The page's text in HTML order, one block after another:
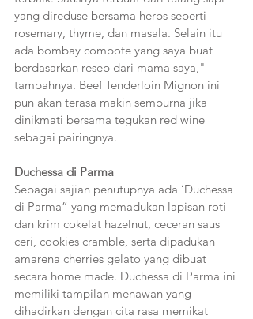
yang direduse bersama herbs seperti
rosemary, thyme, dan masala. Selain itu
ada bombay compote yang saya buat
berdasarkan resep dari mama saya,"
tambahnya. Beef Tenderloin Mignon ini
pun akan terasa makin sempurna jika
dinikmati bersama tegukan red wine
sebagai pairingnya.
Duchessa di Parma
Sebagai sajian penutupnya ada ‘Duchessa
di Parma” yang memadukan lapisan roti
dan krim cokelat hazelnut, ceceran saus
ceri, cookies cramble, serta dipadukan
amarena cherries gelato yang dibuat
secara home made. Duchessa di Parma ini
memiliki tampilan menawan yang
dihadirkan dengan cita rasa memikat